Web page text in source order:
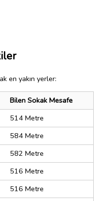
en yakın yerler:
Bilen Sokak Mesafe
514 Metre
584 Metre
582 Metre
516 Metre
516 Metre